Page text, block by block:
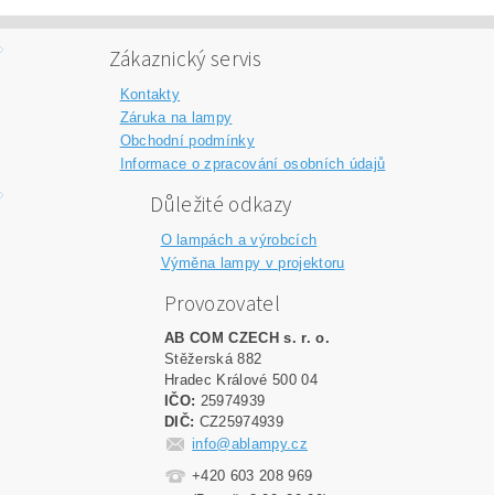
Zákaznický servis
Kontakty
Záruka na lampy
Obchodní podmínky
Informace o zpracování osobních údajů
Důležité odkazy
O lampách a výrobcích
Výměna lampy v projektoru
Provozovatel
AB COM CZECH s. r. o.
Stěžerská 882
Hradec Králové 500 04
IČO: 25974939
DIČ: CZ25974939
info@ablampy.cz
+420 603 208 969